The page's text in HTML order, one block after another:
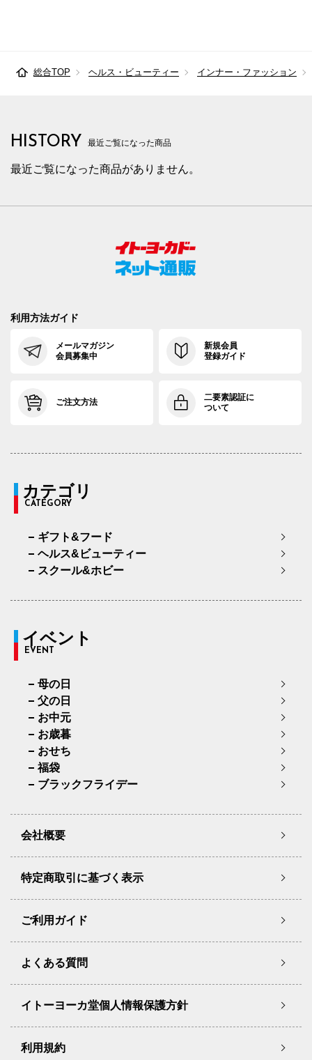
総合TOP ヘルス・ビューティー インナー・ファッション
HISTORY 最近ご覧になった商品
最近ご覧になった商品がありません。
利用方法ガイド
メールマガジン
会員募集中
新規会員
登録ガイド
ご注文方法
二要素認証に
ついて
カテゴリ
CATEGORY
ギフト&フード
ヘルス&ビューティー
スクール&ホビー
イベント
EVENT
母の日
父の日
お中元
お歳暮
おせち
福袋
ブラックフライデー
会社概要
特定商取引に基づく表示
ご利用ガイド
よくある質問
イトーヨーカ堂個人情報保護方針
利用規約